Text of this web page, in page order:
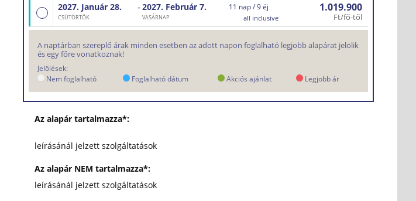
2027. Január 28.
CSÜTÖRTÖK
-2027. Február 7.
VASÁRNAP
11 nap / 9 éj
all inclusive
1.019.900
Ft/fő-től
A naptárban szereplő árak minden esetben az adott napon foglalható legjobb alapárat jelölik
és egy főre vonatkoznak!
Jelölések:
Nem foglalható
Foglalható dátum Akciós ajánlat Legjobb ár
Az alapár tartalmazza*:
leírásánál jelzett szolgáltatások
Az alapár NEM tartalmazza*:
leírásánál jelzett szolgáltatások